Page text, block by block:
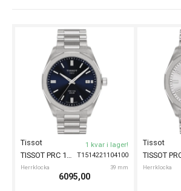
T1514221104100
Tissot
Herrklocka 39 mm
1 kvar i lager!
6095,00
Tissot
Herrklocka